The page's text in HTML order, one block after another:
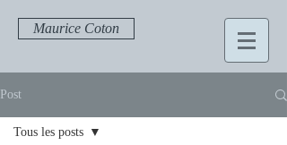
Maurice Coton
Post
Tous les posts